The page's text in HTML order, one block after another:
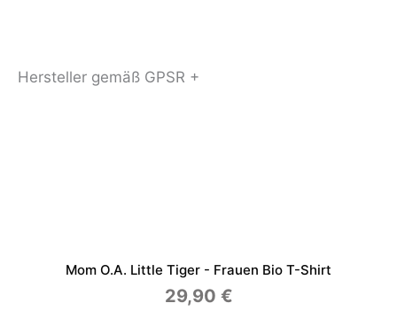
Hersteller gemäß GPSR +
Mom O.a. Little Tiger - Frauen Bio T-Shirt
29,90 €